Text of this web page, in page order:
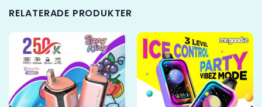
RELATERADE PRODUKTER